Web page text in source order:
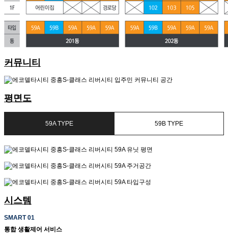
커뮤니티
평면도
59A TYPE 59B TYPE
시스템
SMART 01
통합 생활제어 서비스